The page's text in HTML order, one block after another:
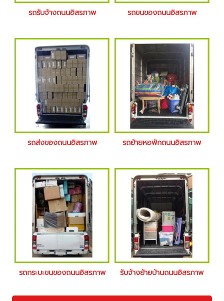
รถรับจ้างถนนอิสรภาพ รถขนของถนนอิสรภาพ
รถส่งของถนนอิสรภาพ รถย้ายหอพักถนนอิสรภาพ
รถกระบะขนของถนนอิสรภาพ รับจ้างย้ายบ้านถนนอิสรภาพ